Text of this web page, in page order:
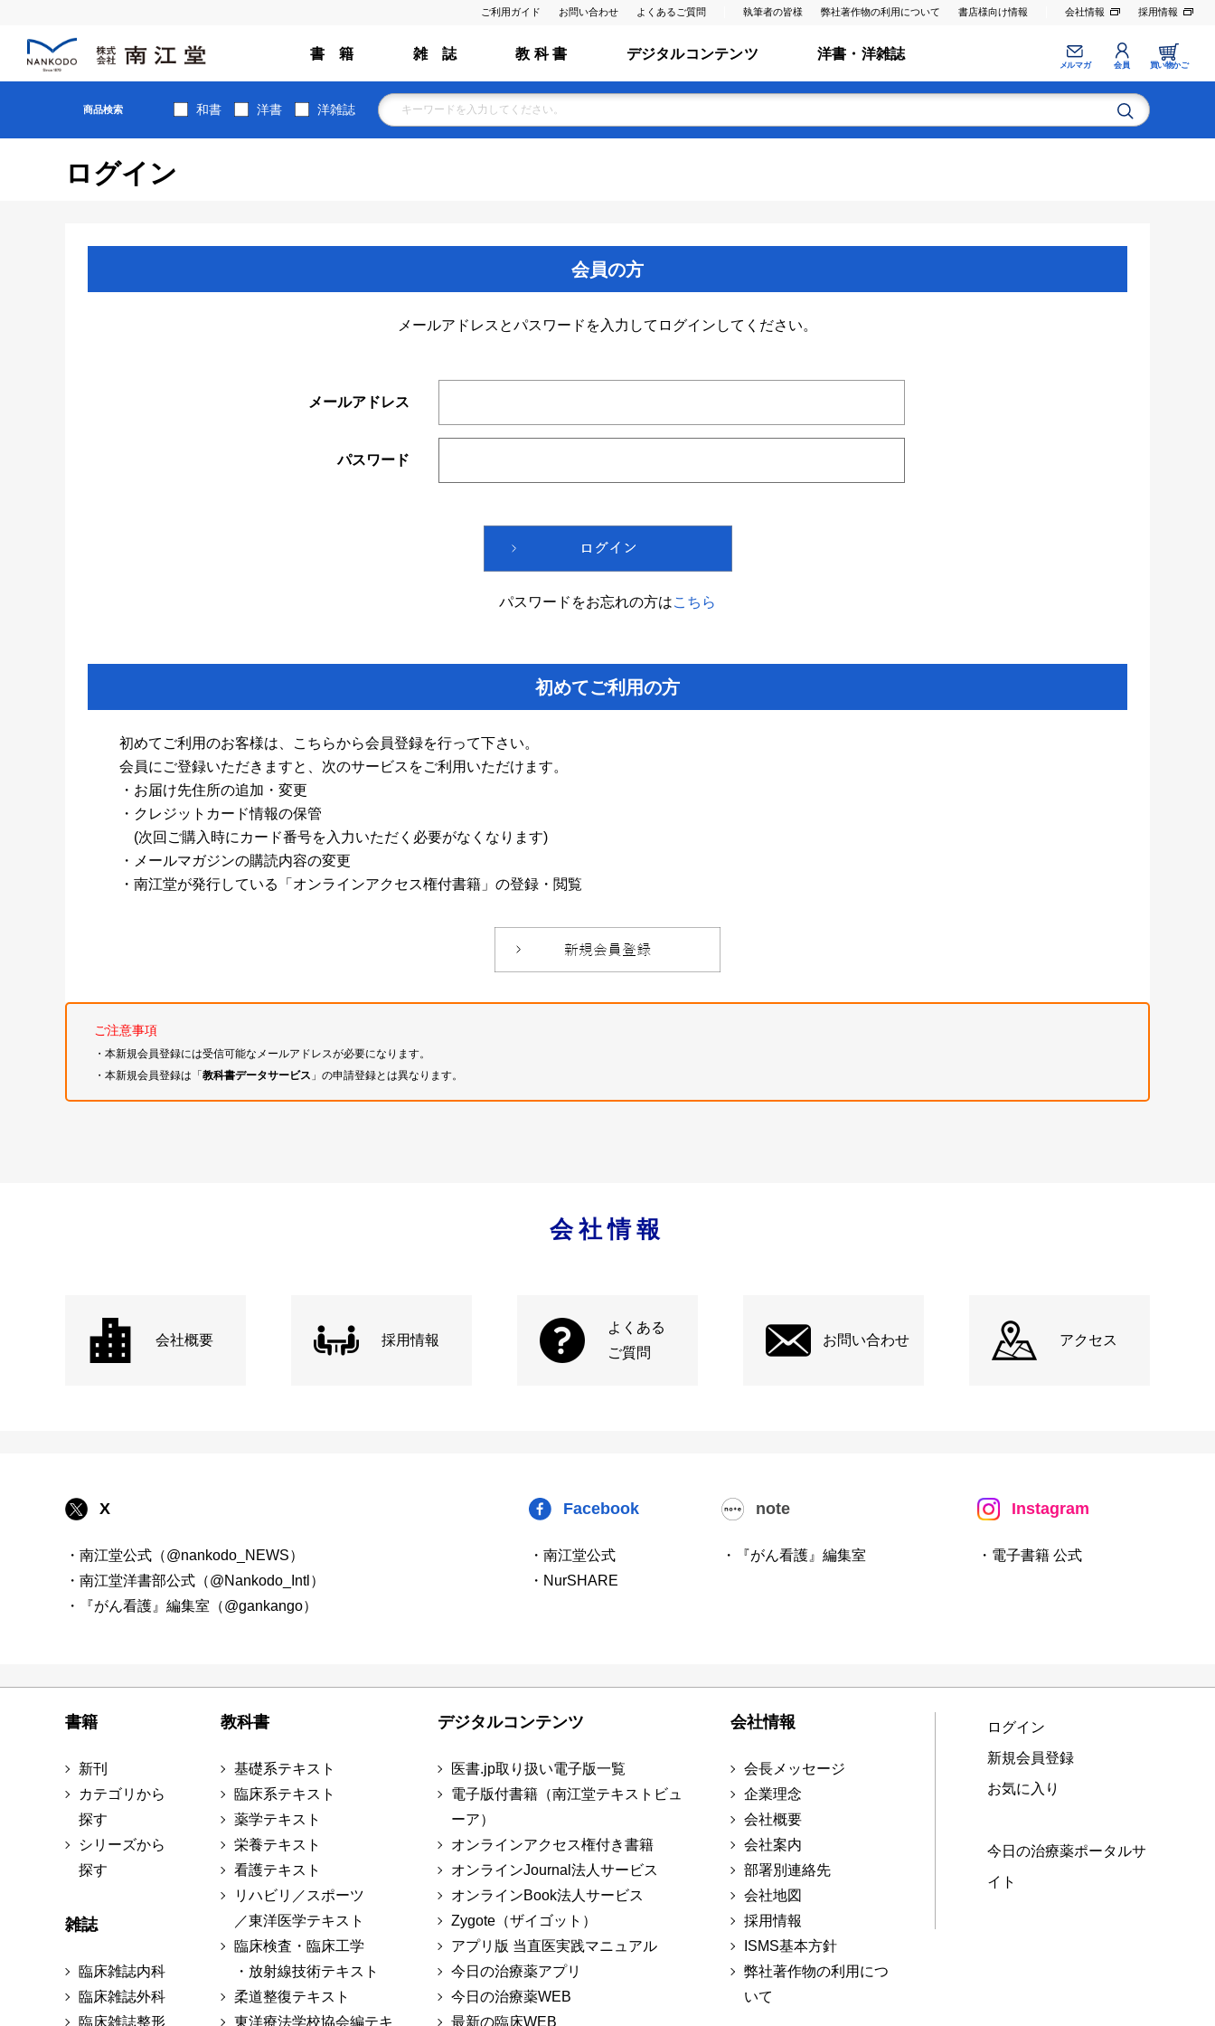
ご利用ガイド お問い合わせ よくあるご質問 執筆者の皆様 弊社著作物の利用について 書店様向け情報 会社情報 採用情報
書 籍 雑 誌 教 科 書 デジタルコンテンツ 洋書・洋雑誌
メルマガ 会員 買い物かご
商品検索 和書 洋書 洋雑誌
ログイン
会員の方
メールアドレスとパスワードを入力してログインしてください。
メールアドレス
パスワード
パスワードをお忘れの方はこちら
初めてご利用の方
初めてご利用のお客様は、こちらから会員登録を行って下さい。
会員にご登録いただきますと、次のサービスをご利用いただけます。
・お届け先住所の追加・変更
・クレジットカード情報の保管
(次回ご購入時にカード番号を入力いただく必要がなくなります)
・メールマガジンの購読内容の変更
・南江堂が発行している「オンラインアクセス権付書籍」の登録・閲覧
ご注意事項
・本新規会員登録には受信可能なメールアドレスが必要になります。
・本新規会員登録は「教科書データサービス 」の申請登録とは異なります。
会社情報
会社概要 採用情報
よくある
ご質問
お問い合わせ アクセス
X
・南江堂公式（@nankodo_NEWS）
・南江堂洋書部公式（@Nankodo_Intl）
・『がん看護』編集室（@gankango）
Facebook
・南江堂公式
・NurSHARE
note
・『がん看護』編集室
Instagram
・電子書籍 公式
書籍
新刊
カテゴリから
探す
シリーズから
探す
雑誌
臨床雑誌内科
臨床雑誌外科
臨床雑誌整形
教科書
基礎系テキスト
臨床系テキスト
薬学テキスト
栄養テキスト
看護テキスト
リハビリ／スポーツ
／東洋医学テキスト
臨床検査・臨床工学
・放射線技術テキスト
柔道整復テキスト
東洋療法学校協会編テキ
デジタルコンテンツ
医書.jp取り扱い電子版一覧
電子版付書籍（南江堂テキストビュ
ーア）
オンラインアクセス権付き書籍
オンラインJournal法人サービス
オンラインBook法人サービス
Zygote（ザイゴット）
アプリ版 当直医実践マニュアル
今日の治療薬アプリ
今日の治療薬WEB
最新の臨床WEB
会社情報
会長メッセージ
企業理念
会社概要
会社案内
部署別連絡先
会社地図
採用情報
ISMS基本方針
弊社著作物の利用につ
いて
ログイン
新規会員登録
お気に入り
今日の治療薬ポータルサ
イト